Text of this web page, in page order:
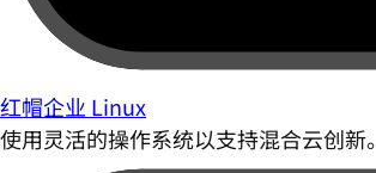
红帽企业 Linux
使用灵活的操作系统以支持混合云创新。